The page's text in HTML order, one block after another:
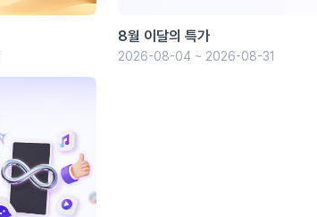
8월 이달의 특가
2026-08-04 ~ 2026-08-31